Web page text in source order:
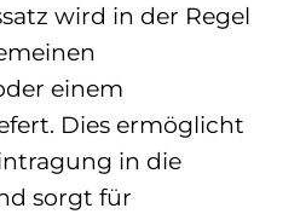
wird in der Regel
einem
Dies ermöglicht
in die
sorgt für